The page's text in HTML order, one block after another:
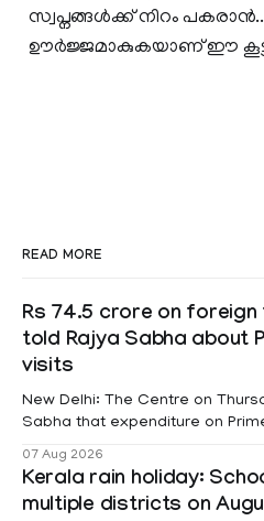
സ്വപ്നങ്ങള്‍ക്ക് നിറം
ഊര്‍ജ്ജമാകുകയാണ് ഈ
READ MORE
Rs 74.5 crore on
told Rajya Sabha about
visits
New Delhi: The Centre on
Sabha that expenditure on
information was provided by
Affairs Pabitra Margherita in a
raised
07 Aug 2026
Kerala rain holiday:
multiple districts on